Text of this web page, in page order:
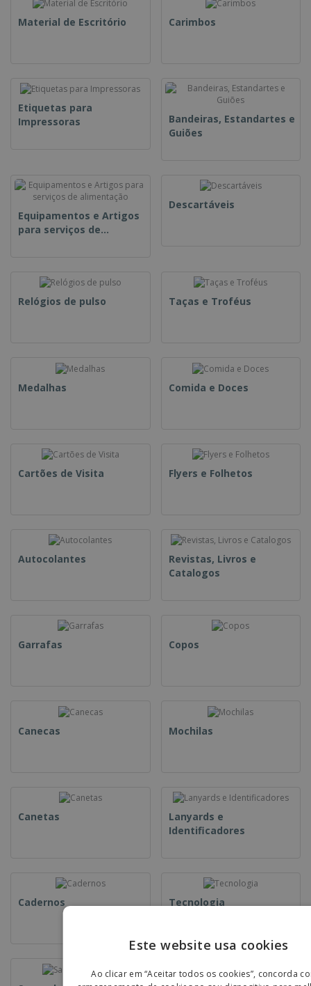
Material de Escritório Carimbos
Etiquetas para
Impressoras
Bandeiras, Estandartes e
Guiões
Equipamentos e Artigos
para serviços de
Descartáveis
Relógios de pulso Taças e Troféus
Medalhas Comida e Doces
Cartões de Visita Flyers e Folhetos
Autocolantes
Revistas, Livros e
Catalogos
Garrafas Copos
Canecas Mochilas
Canetas
Lanyards e
Identificadores
Cadernos Tecnologia
Este website usa cookies
Ao clicar em “Aceitar todos os cookies”, concorda